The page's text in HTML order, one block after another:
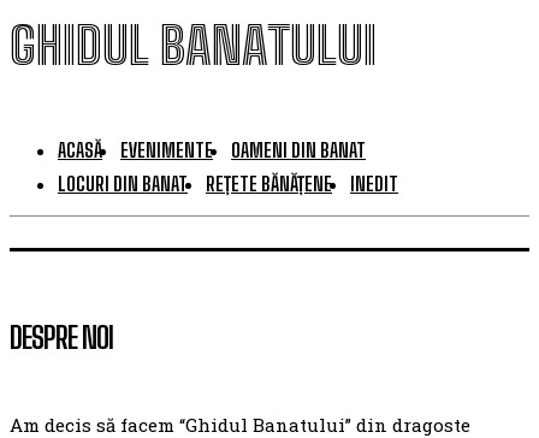
GHIDUL BANATULUI
ACASĂ EVENIMENTE
OAMENI DIN BANAT
LOCURI DIN BANAT
REȚETE BĂNĂȚENE INEDIT
DESPRE NOI
Am decis să facem “Ghidul Banatului” din dragoste